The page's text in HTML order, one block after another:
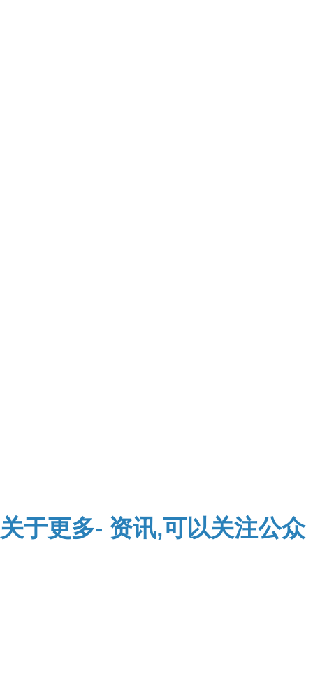
关于更多- 资讯,可以关注公众